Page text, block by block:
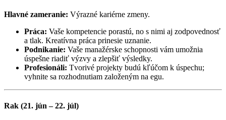
Hlavné zameranie: Výrazné kariérne zmeny.
Práca: Vaše kompetencie porastú, no s nimi aj zodpovednosť
a tlak. Kreatívna práca prinesie uznanie.
Podnikanie: Vaše manažérske schopnosti vám umožnia
úspešne riadiť výzvy a zlepšiť výsledky.
Profesionáli: Tvorivé projekty budú kľúčom k úspechu;
vyhnite sa rozhodnutiam založeným na egu.
Rak (21. jún – 22. júl)